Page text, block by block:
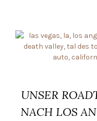
UNSER
NACH LOS